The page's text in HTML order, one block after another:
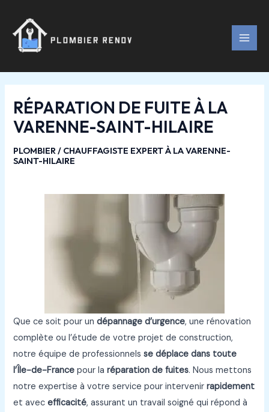
contenu
RÉPARATION DE FUITE À LA
VARENNE-SAINT-HILAIRE
PLOMBIER / CHAUFFAGISTE EXPERT À LA VARENNE-
SAINT-HILAIRE
Que ce soit pour undépannage d’urgence, une rénovation
complète ou l’étude de votre projet de construction,
notre équipe de professionnelsse déplace dans toute
l’Île-de-France pour laréparation de fuites. Nous mettons
notre expertise à votre service pour intervenirrapidement
et avecefficacité, assurant un travail soigné qui répond à
articles